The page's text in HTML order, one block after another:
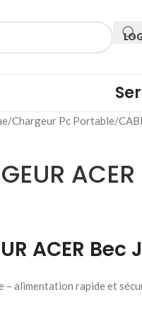
Chargeur Pc Portable
ACER
– alimentation rapide et